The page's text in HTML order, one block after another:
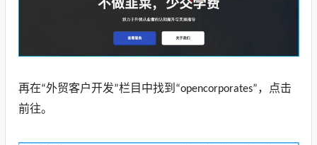
再在“外贸客户开发”栏目中找到 “opencorporates”，点击
前往。